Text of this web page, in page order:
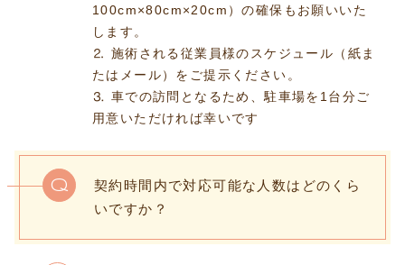
100cm×80cm×20cm）の確保もお願いいた
します。
⒉ 施術される従業員様のスケジュール（紙ま
たはメール）をご提示ください。
⒊ 車での訪問となるため、駐車場を1台分ご
用意いただければ幸いです
Q
契約時間内で対応可能な人数はどのくら
いですか？